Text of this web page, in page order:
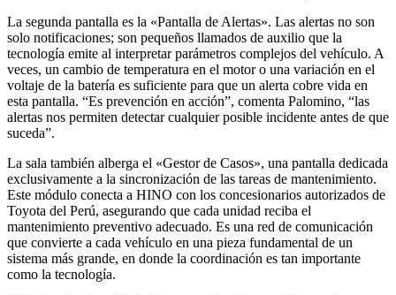
La segunda pantalla es la «Pantalla de Alertas». Las alertas no son
solo notificaciones; son pequeños llamados de auxilio que la
tecnología emite al interpretar parámetros complejos del vehículo. A
veces, un cambio de temperatura en el motor o una variación en el
voltaje de la batería es suficiente para que un alerta cobre vida en
esta pantalla. “Es prevención en acción”, comenta Palomino, “las
alertas nos permiten detectar cualquier posible incidente antes de que
suceda”.
La sala también alberga el «Gestor de Casos», una pantalla dedicada
exclusivamente a la sincronización de las tareas de mantenimiento.
Este módulo conecta a HINO con los concesionarios autorizados de
Toyota del Perú, asegurando que cada unidad reciba el
mantenimiento preventivo adecuado. Es una red de comunicación
que convierte a cada vehículo en una pieza fundamental de un
sistema más grande, en donde la coordinación es tan importante
como la tecnología.